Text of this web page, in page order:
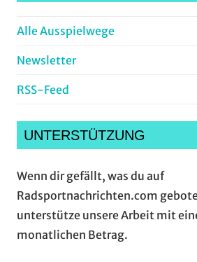
Alle Ausspielwege
Newsletter
RSS-Feed
UNTERSTÜTZUNG
Wenn dir gefällt, was du auf
Radsportnachrichten.com
unterstütze unsere Arbeit mit
monatlichen Betrag.